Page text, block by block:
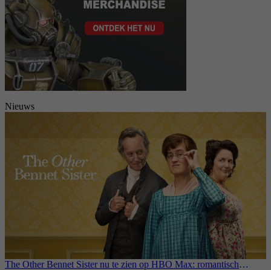
Nieuws
The Other Bennet Sister nu te zien op HBO Max: romantisch